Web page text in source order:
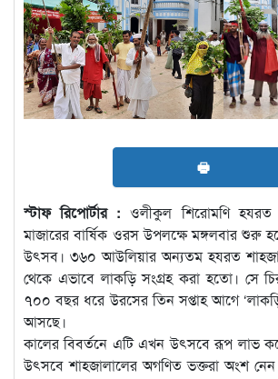
🖶
স্টাফ রিপোর্টার : ওলীকুল শিরোমণি হযরত
মাজারের বার্ষিক ওরস উপলক্ষে মঙ্গলবার শুরু
উৎসব। ৩৬০ আউলিয়ার অন্যতম হযরত
থেকে এভাবে লাকড়ি সংগ্রহ করা হতো। সে
৭০০ বছর ধরে উরসের তিন সপ্তাহ আগে
আসছে।
কালের বিবর্তনে এটি এখন উৎসবে রূপ লাভ
উৎসবে শাহজালালের অগণিত ভক্তরা অংশ